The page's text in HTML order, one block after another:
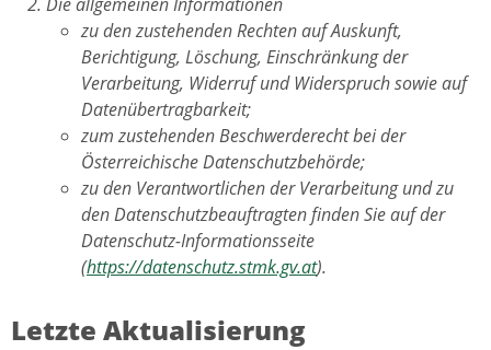
zu den zustehenden Rechten auf Auskunft,
Berichtigung, Löschung, Einschränkung der
Verarbeitung, Widerruf und Widerspruch sowie auf
Datenübertragbarkeit;
zum zustehenden Beschwerderecht bei der
Österreichische Datenschutzbehörde;
zu den Verantwortlichen der Verarbeitung und zu
den Datenschutzbeauftragten finden Sie auf der
Datenschutz-Informationsseite
(https://datenschutz.stmk.gv.at).
Letzte Aktualisierung